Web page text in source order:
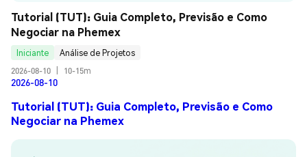
Tutorial (TUT): Guia Completo, Previsão e Como
Negociar na Phemex
Iniciante
Análise de Projetos
2026-08-10
10-15m
2026-08-10
Tutorial (TUT): Guia Completo, Previsão e Como
Negociar na Phemex